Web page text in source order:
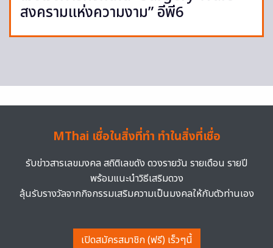
สงครามแห่งความงาม” อีพี6
MThai เชื่อในสิ่งที่ทำ ทำในสิ่งที่เชื่อ
รับข่าวสารเลขมงคล สถิติเลขดัง ดวงรายวัน รายเดือน รายปี
พร้อมแนะนำวิธีเสริมดวง
ลุ้นรับรางวัลจากกิจกรรมเสริมความเป็นมงคลให้กับตัวท่านเอง
เปิดสมัครสมาชิก (ฟรี) เร็วๆนี้